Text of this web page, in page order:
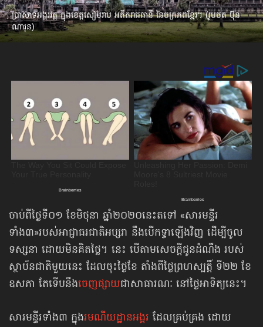
ប្រាសាទអង្គរវត្ត ក្នុងខេត្តសៀមរាប អតីតរាជធានី នៃចក្រភពខ្មែរ។ (រូបថត ប៊ុន
ណារុន)
ចាប់ពីថ្ងៃទី០១ ខែមិថុនា ឆ្នាំ២០២០​នេះតទៅ «សារមន្ទីរ​
ទាំង៣»របស់អាជ្ញាធរជាតិអប្សរា នឹងបើកទ្វាឡើងវិញ ដើម្បីចូល
ទស្សនា ដោយមិនគិតថ្លៃ។ នេះ បើតាមសេចក្ដីជូនដំណឹង របស់
ស្ថាប័នជាតិមួយនេះ ដែលចុះថ្ងៃខែ តាំងពីថ្ងៃព្រហស្បត្តិ៍ ទី២២ ខែ
ឧសភា តែទើប​នឹង​ចេញផ្សាយ​ជាសាធារណៈ នៅថ្ងៃអាទិត្យនេះ។
សារមន្ទីរទាំង៣ ក្នុងរមណីយដ្ឋានអង្គរ ដែលគ្រប់គ្រង ដោយ